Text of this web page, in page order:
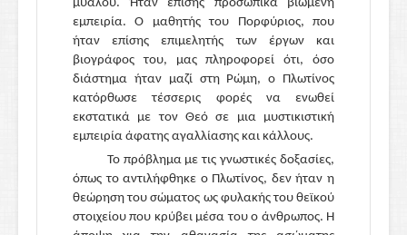
μυαλού. Ήταν επίσης προσωπικά βιωμένη
εμπειρία. Ο μαθητής του Πορφύριος, που
ήταν επίσης επιμελητής των έργων και
βιογράφος του, μας πληροφορεί ότι, όσο
διάστημα ήταν μαζί στη Ρώμη, ο Πλωτίνος
κατόρθωσε τέσσερις φορές να ενωθεί
εκστατικά με τον Θεό σε μια μυστικιστική
εμπειρία άφατης αγαλλίασης και κάλλους.
Το πρόβλημα με τις γνωστικές δοξασίες,
όπως το αντιλήφθηκε ο Πλωτίνος, δεν ήταν η
θεώρηση του σώματος ως φυλακής του θεϊκού
στοιχείου που κρύβει μέσα του ο άνθρωπος. Η